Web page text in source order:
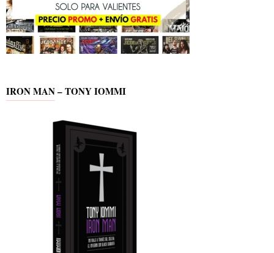
IRON MAN – TONY IOMMI